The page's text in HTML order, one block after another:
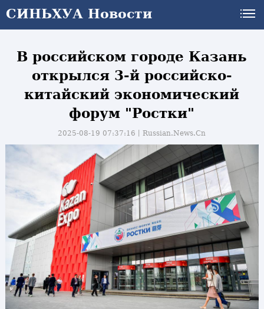
СИНЬХУА Новости
СИНЬХУА Новости
В российском городе Казань
открылся 3-й российско-
китайский экономический
форум "Ростки"
2025-08-19 07:37:16丨Russian.News.Cn